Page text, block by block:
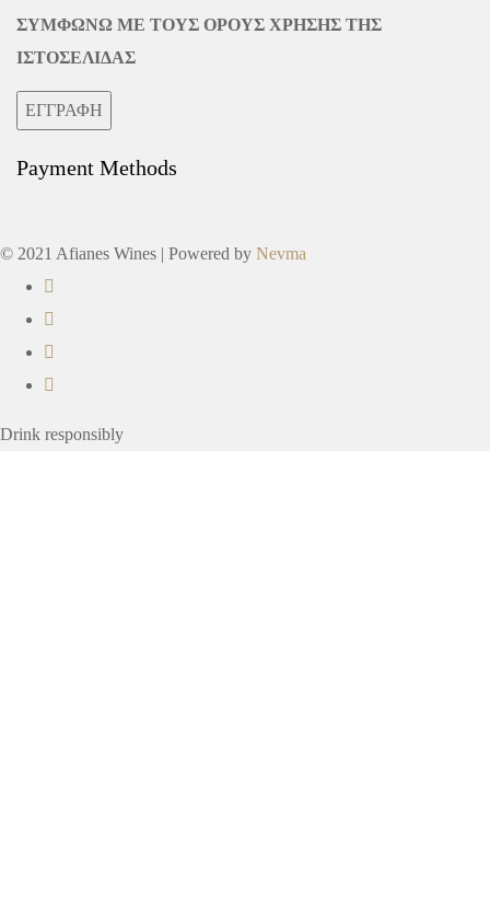
ΣΥΜΦΩΝΩ ΜΕ ΤΟΥΣ ΟΡΟΥΣ ΧΡΗΣΗΣ ΤΗΣ
ΙΣΤΟΣΕΛΙΔΑΣ
ΕΓΓΡΑΦΗ
Payment Methods
© 2021 Afianes Wines | Powered by Nevma
Drink responsibly